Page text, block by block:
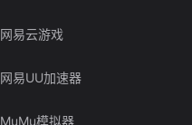
网易云游戏
网易UU加速器
MuMu模拟器